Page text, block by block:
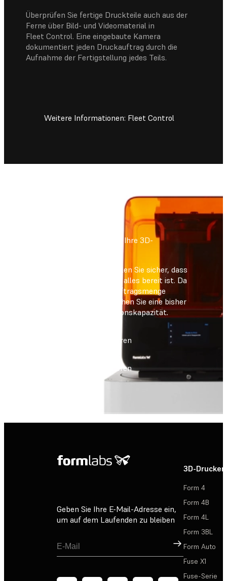
Überprüfen Sie fertige Druckteile auch aus der
Ferne über Bild- und Videomaterial in
Fleet Control. Eine eingebaute Kamera
dokumentiert jeden Druckauftrag durch die
Aufnahme der Fertigstellung jedes Teils.
Weitere Informationen: Fleet Control
Steigern Sie noch heute Ihre 3D-
Mit dem Form Auto stellen Sie sicher, dass
Ihr Drucker jederzeit für alles bereit ist. Da
Sie auf jede beliebige Auftragsmenge
skalieren können, erreichen Sie eine bisher
unvorstellbare Produktionskapazität.
Vertrieb kontaktieren
Vertrieb kontaktieren
Geben Sie Ihre E-Mail-Adresse ein,
um auf dem Laufenden zu bleiben
Registrieren
3D-Drucker
Form 4
Form 4B
Form 4L
Form 3BL
Form Auto
Fuse X1
Fuse-Serie